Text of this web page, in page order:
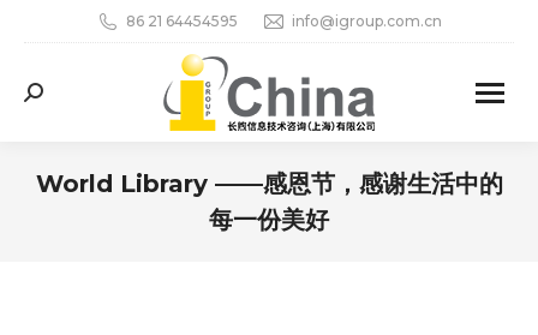
86 21 64454595 info@igroup.com.cn
Search:
World Library ——感恩节，感谢生活中的
每一份美好